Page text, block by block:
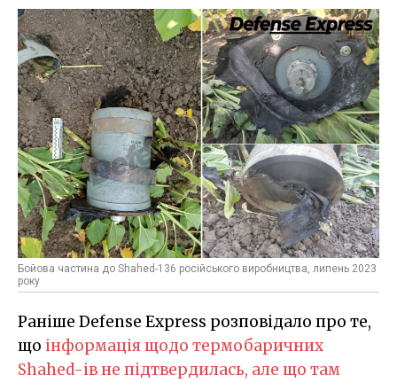
Бойова частина до Shahed-136 російського виробництва, липень 2023
року
Раніше Defense Express розповідало про те,
що інформація щодо термобаричних
Shahed-ів не підтвердилась, але що там